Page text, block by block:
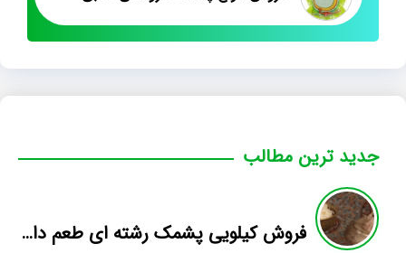
جدید ترین مطالب
فروش کیلویی پشمک رشته ای طعم دار میوه